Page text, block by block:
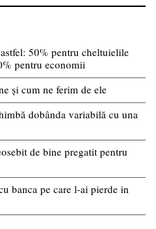
50% pentru cheltuielile
pentru economii
și cum ne ferim de ele
dobânda variabilă cu una
de bine pregatit pentru
banca pe care l-ai pierde in